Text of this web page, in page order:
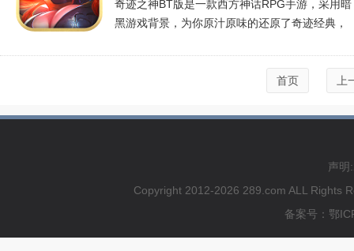
奇迹之神BT版是一款西方神话RPG手游，采用暗
黑游戏背景，为你原汁原味的还原了奇迹经典，
超多的副本和任务，让你欲罢不能，快
首页 上
声明
Copyright 2012-2026 289.com ALL Rights
备案号：鄂